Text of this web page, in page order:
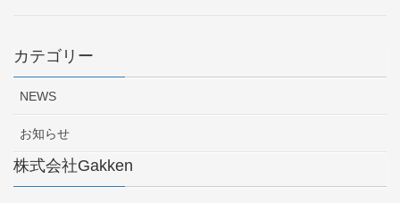
カテゴリー
NEWS
お知らせ
株式会社Gakken